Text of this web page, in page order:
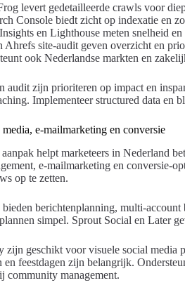
levert gedetailleerde crawls voor
Console biedt zicht op indexatie en
en Lighthouse meten snelheid
Ahrefs site-audit geven overzicht en
ook Nederlandse markten en
audit zijn prioriteren op impact en
Implementeer structured data en
e-mailmarketing en conversie
helpt marketeers in Nederland
e-mailmarketing en conversie-
op te zetten.
berichtenplanning, multi-
simpel. Sprout Social en Later
zijn geschikt voor visuele social
en feestdagen zijn belangrijk.
community management.